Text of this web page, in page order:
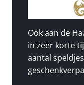
Ook aan de
in zeer korte
aantal